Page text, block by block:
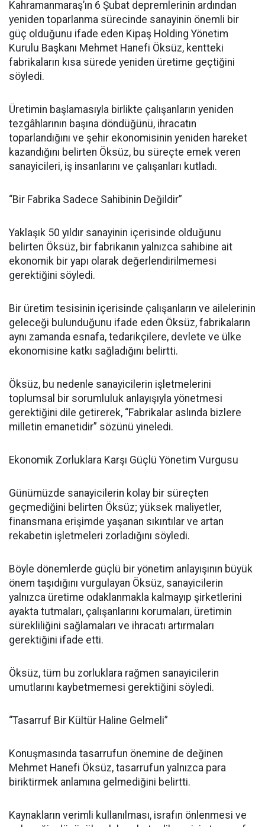
Kahramanmaraş’ın 6 Şubat depremlerinin ardından
yeniden toparlanma sürecinde sanayinin önemli bir
güç olduğunu ifade eden Kipaş Holding Yönetim
Kurulu Başkanı Mehmet Hanefi Öksüz, kentteki
fabrikaların kısa sürede yeniden üretime geçtiğini
söyledi.
Üretimin başlamasıyla birlikte çalışanların yeniden
tezgâhlarının başına döndüğünü, ihracatın
toparlandığını ve şehir ekonomisinin yeniden hareket
kazandığını belirten Öksüz, bu süreçte emek veren
sanayicileri, iş insanlarını ve çalışanları kutladı.
“Bir Fabrika Sadece Sahibinin Değildir”
Yaklaşık 50 yıldır sanayinin içerisinde olduğunu
belirten Öksüz, bir fabrikanın yalnızca sahibine ait
ekonomik bir yapı olarak değerlendirilmemesi
gerektiğini söyledi.
Bir üretim tesisinin içerisinde çalışanların ve ailelerinin
geleceği bulunduğunu ifade eden Öksüz, fabrikaların
aynı zamanda esnafa, tedarikçilere, devlete ve ülke
ekonomisine katkı sağladığını belirtti.
Öksüz, bu nedenle sanayicilerin işletmelerini
toplumsal bir sorumluluk anlayışıyla yönetmesi
gerektiğini dile getirerek, “Fabrikalar aslında bizlere
milletin emanetidir” sözünü yineledi.
Ekonomik Zorluklara Karşı Güçlü Yönetim Vurgusu
Günümüzde sanayicilerin kolay bir süreçten
geçmediğini belirten Öksüz; yüksek maliyetler,
finansmana erişimde yaşanan sıkıntılar ve artan
rekabetin işletmeleri zorladığını söyledi.
Böyle dönemlerde güçlü bir yönetim anlayışının büyük
önem taşıdığını vurgulayan Öksüz, sanayicilerin
yalnızca üretime odaklanmakla kalmayıp şirketlerini
ayakta tutmaları, çalışanlarını korumaları, üretimin
sürekliliğini sağlamaları ve ihracatı artırmaları
gerektiğini ifade etti.
Öksüz, tüm bu zorluklara rağmen sanayicilerin
umutlarını kaybetmemesi gerektiğini söyledi.
“Tasarruf Bir Kültür Haline Gelmeli”
Konuşmasında tasarrufun önemine de değinen
Mehmet Hanefi Öksüz, tasarrufun yalnızca para
biriktirmek anlamına gelmediğini belirtti.
Kaynakların verimli kullanılması, israfın önlenmesi ve